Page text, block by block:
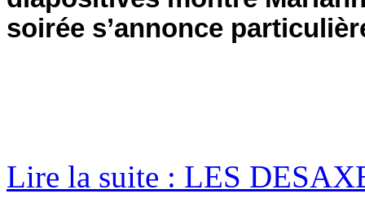
soirée s’annonce
Lire la suite : LES